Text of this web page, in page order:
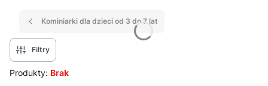
Kominiarki dla dzieci od 3 do 7 lat
Filtry
Produkty: Brak